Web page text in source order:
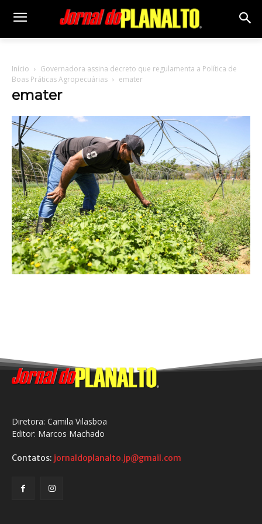
Início
Governadora assina decreto que regulamenta a Política de
Boas Práticas Agropecuárias
emater
emater
Diretora: Camila Vilasboa
Editor: Marcos Machado
Contatos: jornaldoplanalto.jp@gmail.com